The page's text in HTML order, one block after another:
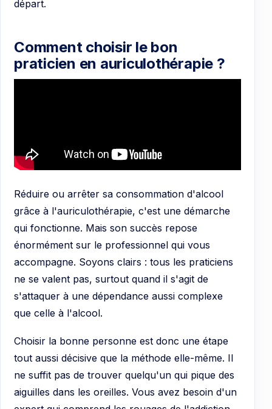
départ.
Comment choisir le bon
praticien en auriculothérapie ?
Réduire ou arrêter sa consommation d'alcool
grâce à l'auriculothérapie, c'est une démarche
qui fonctionne. Mais son succès repose
énormément sur le professionnel qui vous
accompagne. Soyons clairs : tous les praticiens
ne se valent pas, surtout quand il s'agit de
s'attaquer à une dépendance aussi complexe
que celle à l'alcool.
Choisir la bonne personne est donc une étape
tout aussi décisive que la méthode elle-même. Il
ne suffit pas de trouver quelqu'un qui pique des
aiguilles dans les oreilles. Vous avez besoin d'un